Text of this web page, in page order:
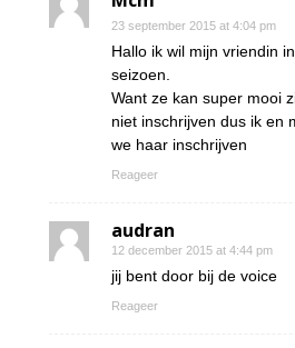
23 september 2015 at 4:04 pm
Hallo ik wil mijn vriendin
seizoen.
Want ze kan super mooi
niet inschrijven dus ik en
we haar inschrijven
Reageer
audran
12 december 2015 at 4:44 pm
jij bent door bij de voice
Reageer